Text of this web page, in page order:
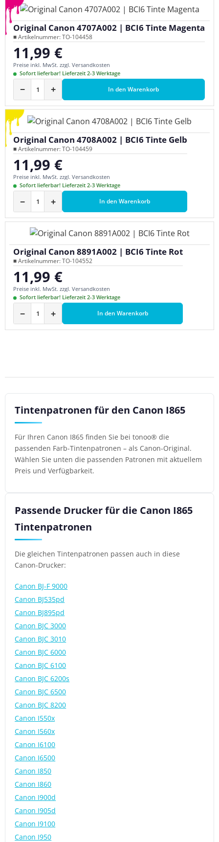
Original Canon 4707A002 | BCI6 Tinte Magenta
■ Artikelnummer: TO-104458
Regulärer Preis:
11,99 €
Preise inkl. MwSt. zzgl. Versandkosten
Sofort lieferbar! Lieferzeit 2-3 Werktage
− + In den Warenkorb
Original Canon 4708A002 | BCI6 Tinte Gelb
■ Artikelnummer: TO-104459
Regulärer Preis:
11,99 €
Preise inkl. MwSt. zzgl. Versandkosten
Sofort lieferbar! Lieferzeit 2-3 Werktage
− + In den Warenkorb
Original Canon 8891A002 | BCI6 Tinte Rot
■ Artikelnummer: TO-104552
Regulärer Preis:
11,99 €
Preise inkl. MwSt. zzgl. Versandkosten
Sofort lieferbar! Lieferzeit 2-3 Werktage
− + In den Warenkorb
Tintenpatronen für den Canon I865
Für Ihren Canon I865 finden Sie bei tonoo® die
passenden Farb-Tintenpatronen – als Canon-Original.
Wählen Sie unten die passenden Patronen mit aktuellem
Preis und Verfügbarkeit.
Passende Drucker für die Canon I865
Tintenpatronen
Die gleichen Tintenpatronen passen auch in diese
Canon-Drucker:
Canon BJ-F 9000
Canon BJ535pd
Canon BJ895pd
Canon BJC 3000
Canon BJC 3010
Canon BJC 6000
Canon BJC 6100
Canon BJC 6200s
Canon BJC 6500
Canon BJC 8200
Canon I550x
Canon I560x
Canon I6100
Canon I6500
Canon I850
Canon I860
Canon I900d
Canon I905d
Canon I9100
Canon I950